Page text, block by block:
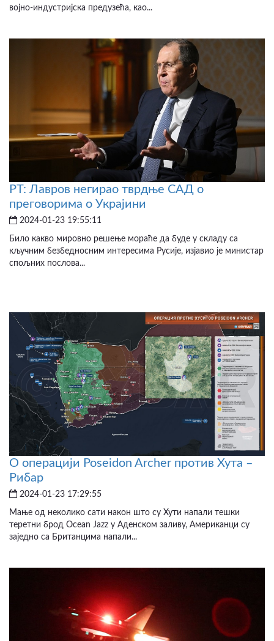
војно-индустријска предузећа, као...
РТ: Лавров негирао тврдње САД о
преговорима о Украјини
2024-01-23 19:55:11
Било какво мировно решење мораће да буде у складу са
кључним безбедносним интересима Русије, изјавио је министар
спољних послова...
О операцији Poseidon Archer против Хута –
Рибар
2024-01-23 17:29:55
Мање од неколико сати након што су Хути напали тешки
теретни брод Ocean Jazz у Аденском заливу, Американци су
заједно са Британцима напали...